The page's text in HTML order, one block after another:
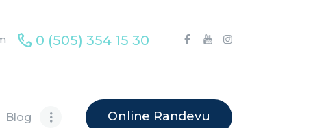
0 (505) 354 15 30
Blog Online Randevu